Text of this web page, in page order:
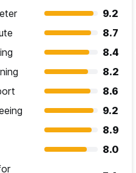
9.2
8.7
8.4
8.2
8.6
9.2
8.9
8.0